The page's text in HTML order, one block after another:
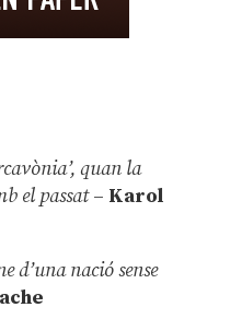
quan la
el passat– Karol
d’una nació sense